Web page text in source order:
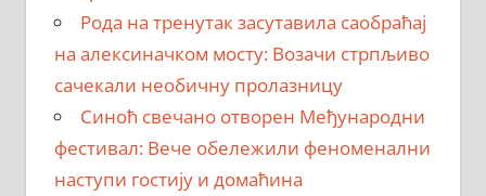
Рода на тренутак засутавила саобраћај
на алексиначком мосту: Возачи стрпљиво
сачекали необичну пролазницу
Синоћ свечано отворен Међународни
фестивал: Вече обележили феноменални
наступи гостију и домаћина